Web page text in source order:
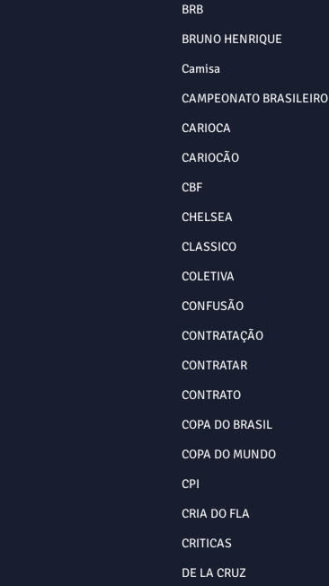
BRB
BRUNO HENRIQUE
Camisa
CAMPEONATO BRASILEIRO
CARIOCA
CARIOCÃO
CBF
CHELSEA
CLASSICO
COLETIVA
CONFUSÃO
CONTRATAÇÃO
CONTRATAR
CONTRATO
COPA DO BRASIL
COPA DO MUNDO
CPI
CRIA DO FLA
CRITICAS
DE LA CRUZ